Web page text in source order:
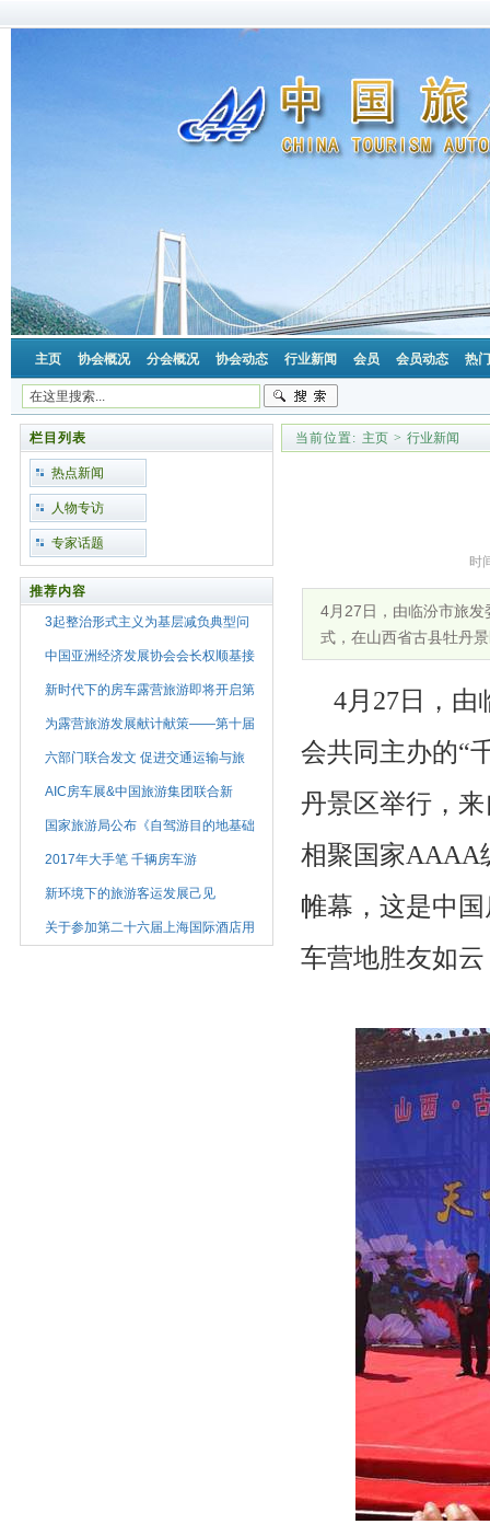
主页 协会概况 分会概况 协会动态 行业新闻 会员 会员动态 热
栏目列表
热点新闻
人物专访
专家话题
推荐内容
3起整治形式主义为基层减负典型问
中国亚洲经济发展协会会长权顺基接
新时代下的房车露营旅游即将开启第
为露营旅游发展献计献策——第十届
六部门联合发文 促进交通运输与旅
AIC房车展&中国旅游集团联合新
国家旅游局公布《自驾游目的地基础
2017年大手笔 千辆房车游
新环境下的旅游客运发展己见
关于参加第二十六届上海国际酒店用
当前位置: 主页 > 行业新闻
时
4月27日，由临汾市旅发
式，在山西省古县牡丹
4月27日，由
会共同主办的“
丹景区举行，
相聚国家AAAA
帷幕，这是中
车营地胜友如